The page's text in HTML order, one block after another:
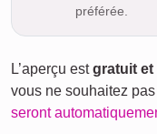
préférée.
L’aperçu estgratuit et
vous ne souhaitez
seront